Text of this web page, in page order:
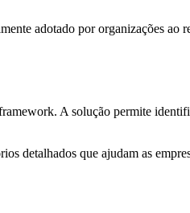
adotado por organizações ao
A solução permite
detalhados que ajudam as